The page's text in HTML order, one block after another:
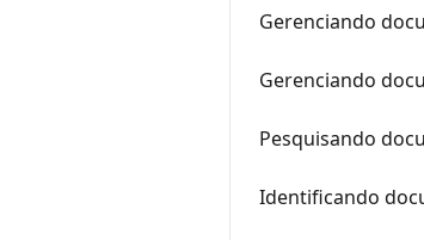
Gerenciando
Gerenciando
Pesquisando
Identificando